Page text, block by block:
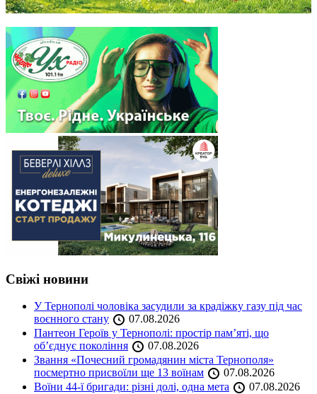
Свіжі новини
У Тернополі чоловіка засудили за крадіжку газу під час
воєнного стану
07.08.2026
Пантеон Героїв у Тернополі: простір пам’яті, що
об’єднує покоління
07.08.2026
Звання «Почесний громадянин міста Тернополя»
посмертно присвоїли ще 13 воїнам
07.08.2026
Воїни 44-ї бригади: різні долі, одна мета
07.08.2026